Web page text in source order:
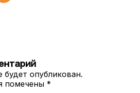
опубликован.
помечены *